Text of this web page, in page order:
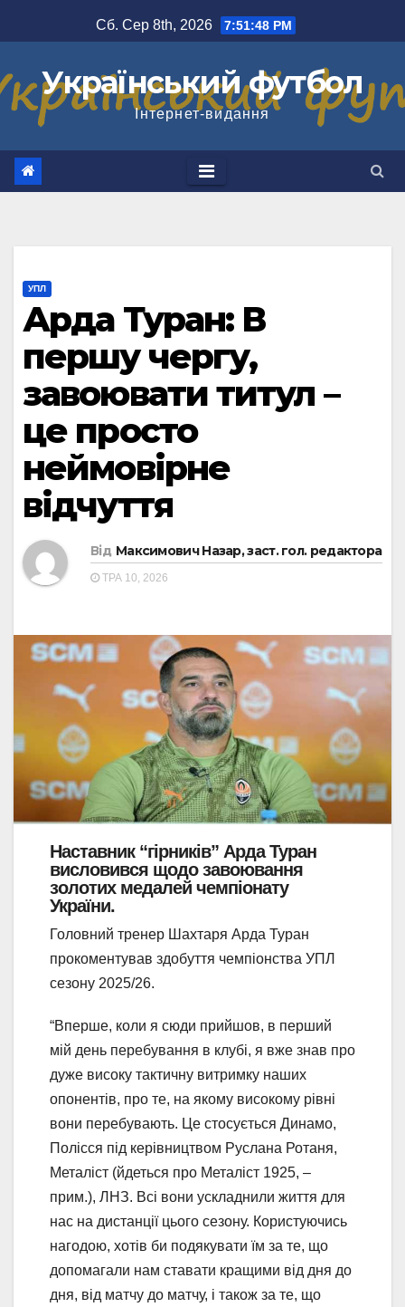
до
Сб. Сер 8th, 2026 7:51:49 PM
Український футбол
Інтернет-видання
УПЛ
Арда Туран: В
першу чергу,
завоювати титул –
це просто
неймовірне
відчуття
Від Максимович Назар, заст. гол. редактора
ТРА 10, 2026
Наставник “гірників” Арда Туран
висловився щодо завоювання
золотих медалей чемпіонату
України.
Головний тренер Шахтаря Арда Туран
прокоментував здобуття чемпіонства УПЛ
сезону 2025/26.
“Вперше, коли я сюди прийшов, в перший
мій день перебування в клубі, я вже знав про
дуже високу тактичну витримку наших
опонентів, про те, на якому високому рівні
вони перебувають. Це стосується Динамо,
Полісся під керівництвом Руслана Ротаня,
Металіст (йдеться про Металіст 1925, –
прим.), ЛНЗ. Всі вони ускладнили життя для
нас на дистанції цього сезону. Користуючись
нагодою, хотів би подякувати їм за те, що
допомагали нам ставати кращими від дня до
дня, від матчу до матчу, і також за те, що